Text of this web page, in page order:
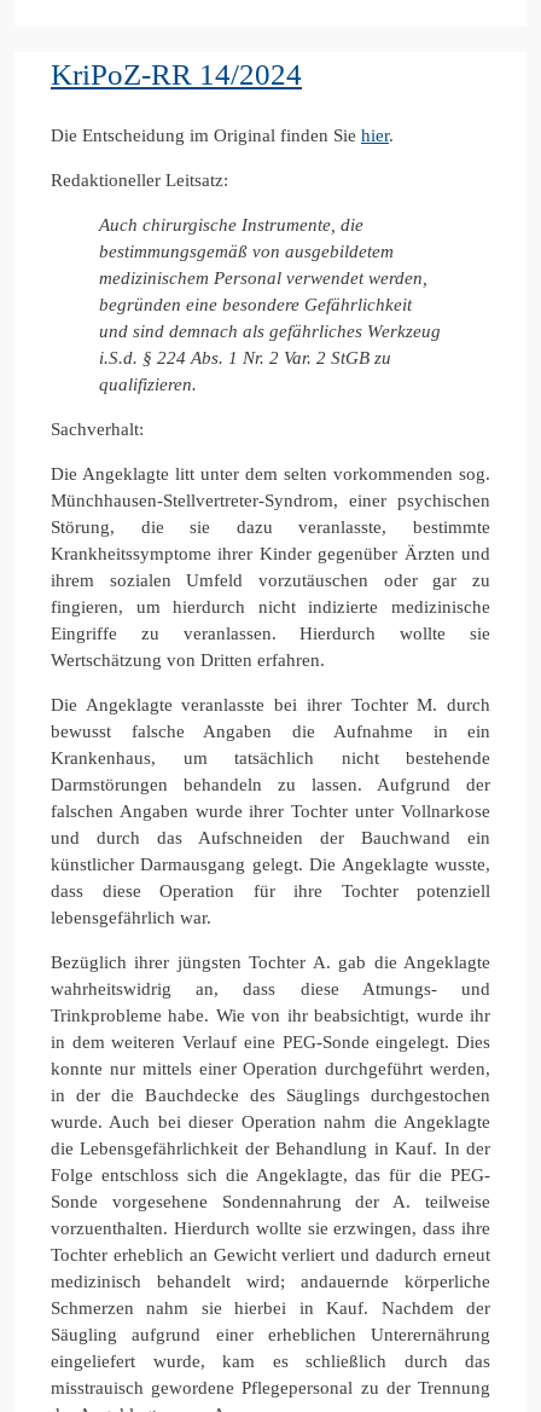
KriPoZ-RR 14/2024
Die Entscheidung im Original finden Sie hier.
Redaktioneller Leitsatz:
Auch chirurgische Instrumente, die
bestimmungsgemäß von ausgebildetem
medizinischem Personal verwendet werden,
begründen eine besondere Gefährlichkeit
und sind demnach als gefährliches Werkzeug
i.S.d. § 224 Abs. 1 Nr. 2 Var. 2 StGB zu
qualifizieren.
Sachverhalt:
Die Angeklagte litt unter dem selten vorkommenden sog.
Münchhausen-Stellvertreter-Syndrom, einer psychischen
Störung, die sie dazu veranlasste, bestimmte
Krankheitssymptome ihrer Kinder gegenüber Ärzten und
ihrem sozialen Umfeld vorzutäuschen oder gar zu
fingieren, um hierdurch nicht indizierte medizinische
Eingriffe zu veranlassen. Hierdurch wollte sie
Wertschätzung von Dritten erfahren.
Die Angeklagte veranlasste bei ihrer Tochter M. durch
bewusst falsche Angaben die Aufnahme in ein
Krankenhaus, um tatsächlich nicht bestehende
Darmstörungen behandeln zu lassen. Aufgrund der
falschen Angaben wurde ihrer Tochter unter Vollnarkose
und durch das Aufschneiden der Bauchwand ein
künstlicher Darmausgang gelegt. Die Angeklagte wusste,
dass diese Operation für ihre Tochter potenziell
lebensgefährlich war.
Bezüglich ihrer jüngsten Tochter A. gab die Angeklagte
wahrheitswidrig an, dass diese Atmungs- und
Trinkprobleme habe. Wie von ihr beabsichtigt, wurde ihr
in dem weiteren Verlauf eine PEG-Sonde eingelegt. Dies
konnte nur mittels einer Operation durchgeführt werden,
in der die Bauchdecke des Säuglings durchgestochen
wurde. Auch bei dieser Operation nahm die Angeklagte
die Lebensgefährlichkeit der Behandlung in Kauf. In der
Folge entschloss sich die Angeklagte, das für die PEG-
Sonde vorgesehene Sondennahrung der A. teilweise
vorzuenthalten. Hierdurch wollte sie erzwingen, dass ihre
Tochter erheblich an Gewicht verliert und dadurch erneut
medizinisch behandelt wird; andauernde körperliche
Schmerzen nahm sie hierbei in Kauf. Nachdem der
Säugling aufgrund einer erheblichen Unterernährung
eingeliefert wurde, kam es schließlich durch das
misstrauisch gewordene Pflegepersonal zu der Trennung